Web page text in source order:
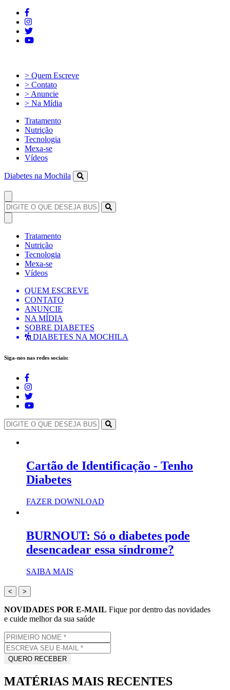
> Quem Escreve
> Contato
> Anuncie
> Na Mídia
Tratamento
Nutrição
Tecnologia
Mexa-se
Vídeos
Diabetes na Mochila
Tratamento
Nutrição
Tecnologia
Mexa-se
Vídeos
QUEM ESCREVE
CONTATO
ANUNCIE
NA MÍDIA
SOBRE DIABETES
DIABETES NA MOCHILA
Siga-nos nas redes sociais:
Cartão de Identificação - Tenho
Diabetes
FAZER DOWNLOAD
BURNOUT: Só o diabetes pode
desencadear essa síndrome?
SAIBA MAIS
< >
NOVIDADES POR E-MAIL Fique por dentro das novidades
e cuide melhor da sua saúde
MATÉRIAS MAIS RECENTES